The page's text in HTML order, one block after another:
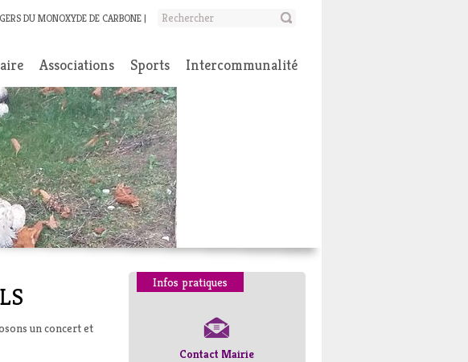
DU MONOXYDE DE CARBONE
Associations Sports Intercommunalité
un concert et
Infos pratiques
Contact Mairie